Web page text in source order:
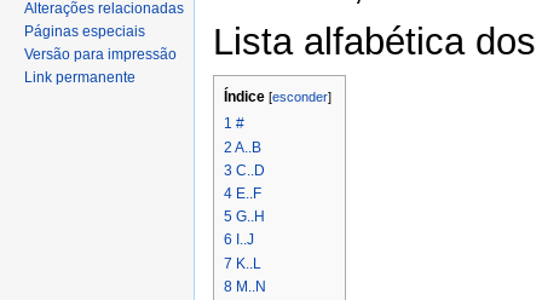
Lista alfabética
Índice [esconder]
1 #
2 A..B
3 C..D
4 E..F
5 G..H
6 I..J
7 K..L
8 M..N
Alterações relacionadas
Páginas especiais
Versão para impressão
Link permanente